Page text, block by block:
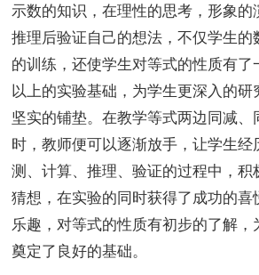
示数的知识，在理性的思考，形象的
推理后验证自己的想法，不仅学生的
的训练，还使学生对等式的性质有了
以上的实验基础，为学生更深入的研
坚实的铺垫。在教学等式两边同减、
时，教师便可以逐渐放手，让学生经
测、计算、推理、验证的过程中，积
猜想，在实验的同时获得了成功的喜
乐趣，对等式的性质有初步的了解，
奠定了良好的基础。